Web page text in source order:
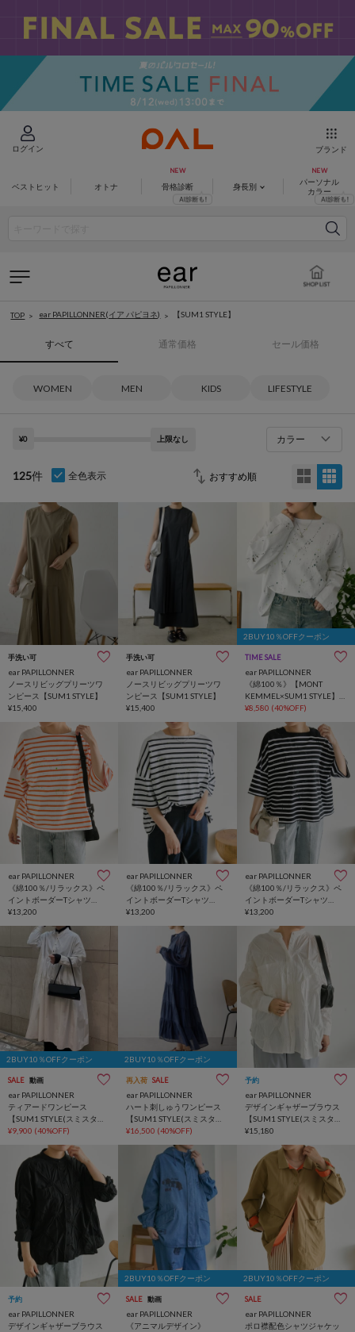
ログイン ブランド
ベストヒット オトナ 骨格診断 身長別
パーソナル
カラー
TOP ear PAPILLONNER(イア パピヨネ) 【SUM1 STYLE】
すべて 通常価格 セール価格
WOMEN MEN KIDS LIFESTYLE
¥0 上限なし カラー
125件 全色表示
手洗い可
ear PAPILLONNER
ノースリビッグプリーツワ
ンピース【SUM1 STYLE】
¥15,400
手洗い可
ear PAPILLONNER
ノースリビッグプリーツワ
ンピース【SUM1 STYLE】
¥15,400
2BUY10％OFFクーポン
TIME SALE
ear PAPILLONNER
《綿100％》【MONT
KEMMEL×SUM1 STYLE】ペ
イントロンT
¥8,580 (40%OFF)
ear PAPILLONNER
《綿100％/リラックス》ペ
イントボーダーTシャツ
【MONT KEMMEL×SUM1
¥13,200
ear PAPILLONNER
《綿100％/リラックス》ペ
イントボーダーTシャツ
【MONT KEMMEL×SUM1
¥13,200
ear PAPILLONNER
《綿100％/リラックス》ペ
イントボーダーTシャツ
【MONT KEMMEL×SUM1
¥13,200
2BUY10％OFFクーポン
SALE 動画
ear PAPILLONNER
ティアードワンピース
【SUM1 STYLE(スミスタイ
ル)】
¥9,900 (40%OFF)
2BUY10％OFFクーポン
再入荷 SALE
ear PAPILLONNER
ハート刺しゅうワンピース
【SUM1 STYLE(スミスタイ
ル)】
¥16,500 (40%OFF)
予約
ear PAPILLONNER
デザインギャザーブラウス
【SUM1 STYLE(スミスタイ
ル)】
¥15,180
予約
ear PAPILLONNER
デザインギャザーブラウス
2BUY10％OFFクーポン
SALE 動画
ear PAPILLONNER
《アニマルデザイン》
2BUY10％OFFクーポン
SALE
ear PAPILLONNER
ポロ襟配色シャツジャケッ